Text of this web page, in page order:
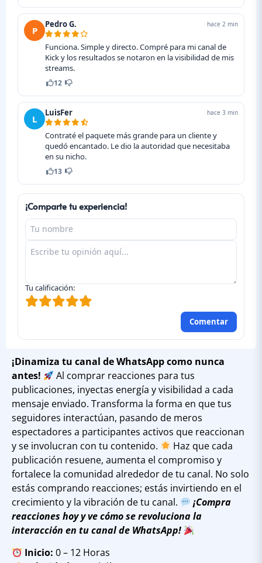
¡Dinamiza tu canal de WhatsApp como nunca
antes!
Al comprar reacciones para tus
publicaciones, inyectas energía y visibilidad a cada
mensaje enviado. Transforma la forma en que tus
seguidores interactúan, pasando de meros
espectadores a participantes activos que reaccionan
y se involucran con tu contenido.
Haz que cada
publicación resuene, aumenta el compromiso y
fortalece la comunidad alrededor de tu canal. No solo
estás comprando reacciones; estás invirtiendo en el
crecimiento y la vibración de tu canal.
¡Compra
reacciones hoy y ve cómo se revoluciona la
interacción en tu canal de WhatsApp!
Inicio: 0 – 12 Horas
P
Pedro G. hace 2 min
Funciona. Simple y directo. Compré para mi canal de
Kick y los resultados se notaron en la visibilidad de mis
streams.
12
L
LuisFer hace 3 min
Contraté el paquete más grande para un cliente y
quedó encantado. Le dio la autoridad que necesitaba
en su nicho.
13
¡Comparte tu experiencia!
Tu calificación:
Comentar